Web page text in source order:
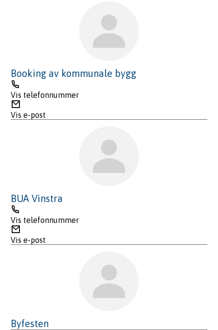
Booking av kommunale bygg
Vis telefonnummer
post
Vis e-post
BUA Vinstra
Vis telefonnummer
post
Vis e-post
Byfesten